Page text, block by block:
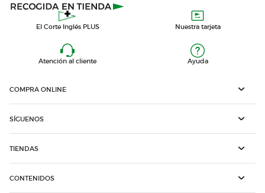
El Corte Inglés PLUS Nuestra tarjeta
Atención al cliente Ayuda
COMPRA ONLINE
SÍGUENOS
TIENDAS
CONTENIDOS